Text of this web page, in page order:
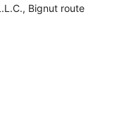
Bignut route